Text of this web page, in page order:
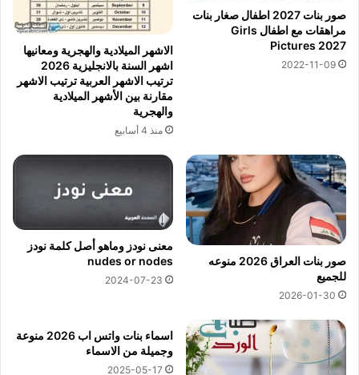
صور بنات 2027 اطفال صغار بنات
مراهقات مع اطفال Girls
Pictures 2027
2022-11-09
الاشهر الميلادية والهجرية ومعانيها
اشهر السنة بالانجليزية 2026
ترتيب الاشهر العربية ترتيب الاشهر
مقارنة بين الأشهر الميلادية
والهجرية
منذ 4 أسابيع
صور بنات العراق 2026 منوعه
للجميع
2026-01-30
معنى نودز وماهو أصل كلمة نودز
nudes or nodes
2024-07-23
اسماء بنات واتس اب 2026 منوعة
وجميلة من الاسماء
2025-05-17